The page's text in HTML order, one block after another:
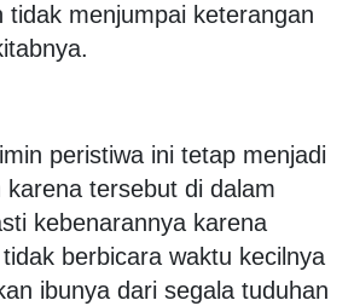
tidak menjumpai keterangan
peristiwa ini tetap menjadi
tersebut di dalam
kebenarannya karena
berbicara waktu kecilnya
ibunya dari segala tuduhan